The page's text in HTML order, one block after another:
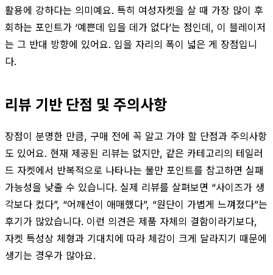
활용에 강하다는 의미예요. 특히 여성자켓을 살 때 가장 많이 후
회하는 포인트가 ‘예쁜데 입을 데가 없다’는 점인데, 이 블레이저
는 그 반대 방향에 있어요. 입을 자리의 폭이 넓은 게 장점입니
다.
리뷰 기반 단점 및 주의사항
장점이 분명한 만큼, 구매 전에 꼭 알고 가야 할 단점과 주의사항
도 있어요. 현재 제공된 리뷰는 없지만, 같은 카테고리의 테일러
드 자켓에서 반복적으로 나타나는 불만 포인트를 참고하면 실패
가능성을 낮출 수 있습니다. 실제 리뷰를 살펴보면 “사이즈가 생
각보다 컸다”, “어깨선이 애매했다”, “원단이 가볍게 느껴졌다”는
후기가 많았습니다. 이런 의견은 제품 자체의 결함이라기보다,
자켓 특성상 체형과 기대치에 따라 체감이 크게 달라지기 때문에
생기는 경우가 많아요.